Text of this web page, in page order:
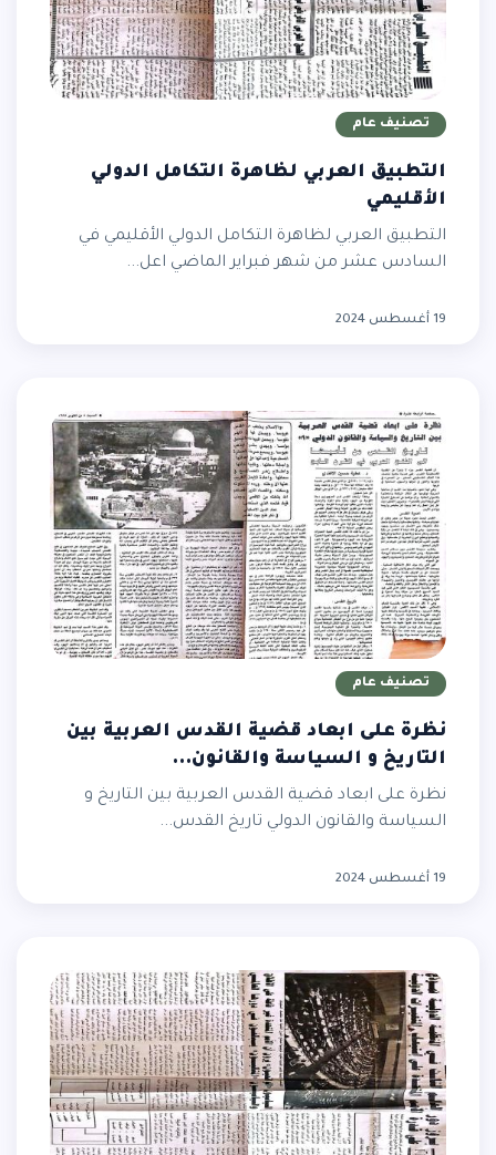
تصنيف عام
التطبيق العربي لظاهرة التكامل الدولي
الأقليمي
التطبيق العربي لظاهرة التكامل الدولي الأقليمي في
السادس عشر من شهر فبراير الماضي اعل...
19 أغسطس 2024
تصنيف عام
نظرة على ابعاد قضية القدس العربية بين
التاريخ و السياسة والقانون...
نظرة على ابعاد قضية القدس العربية بين التاريخ و
السياسة والقانون الدولي تاريخ القدس...
19 أغسطس 2024